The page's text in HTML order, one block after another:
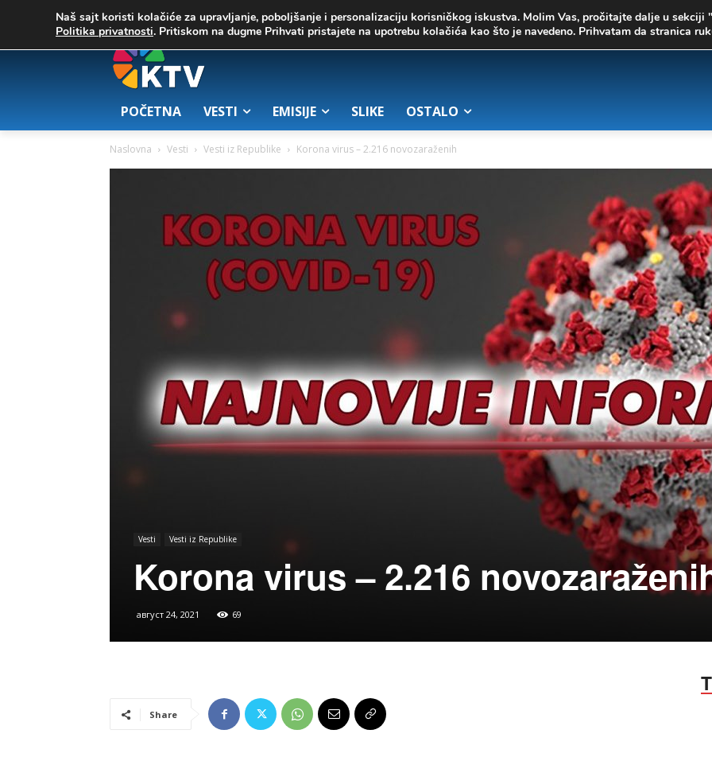
28.8 Zrenjanin 06. август 2026.
POČETNA VESTI EMISIJE SLIKE OSTALO
Naslovna Vesti Vesti iz Republike Korona virus – 2.216 novozaraženih
Vesti Vesti iz Republike
Korona virus – 2.216
август 24, 2021 69
Share
Naš sajt koristi kolačiće za upravljanje, poboljšanje i personalizaciju korisničkog iskustva. Molim Vas, pročitajte dalje u
Politika privatnosti. Pritiskom na dugme Prihvati pristajete na upotrebu kolačića kao što je navedeno. Prihvatam da stranica